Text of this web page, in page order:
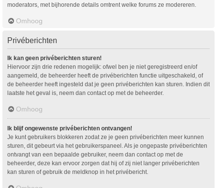
moderators, met bijhorende details omtrent welke forums ze modereren.
Omhoog
Privéberichten
Ik kan geen privéberichten sturen!
Hiervoor zijn drie redenen mogelijk: ofwel ben je niet geregistreerd en/of
aangemeld, de beheerder heeft de privéberichten functie uitgeschakeld, of
de beheerder heeft ingesteld dat je geen privéberichten kan sturen. Indien dit
laatste het geval is, neem dan contact op met de beheerder.
Omhoog
Ik blijf ongewenste privéberichten ontvangen!
Je kunt gebruikers blokkeren zodat ze je geen privéberichten meer kunnen
sturen, dit gebeurt via het gebruikerspaneel. Als je ongepaste privéberichten
ontvangt van een bepaalde gebruiker, neem dan contact op met de
beheerder, deze kan ervoor zorgen dat hij of zij niet langer privéberichten
kan sturen of gebruik de meldknop in het privébericht.